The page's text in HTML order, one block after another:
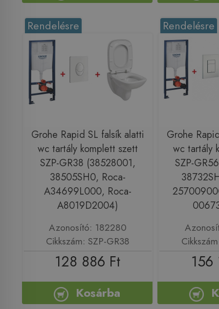
Rendelésre
Grohe Rapid SL falsík alatti
wc tartály komplett szett
SZP-GR38 (38528001,
38505SH0, Roca-
A34699L000, Roca-
A8019D2004)
Azonosító: 182280
Cikkszám: SZP-GR38
128 886 Ft
Kosárba
Rendelésre
Grohe
wc tartály
SZP-
156